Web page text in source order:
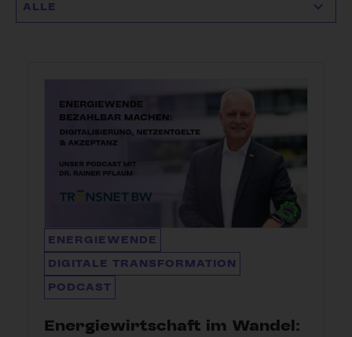
ENERGIEWENDE
DIGITALE TRANSFORMATION
PODCAST
Energiewirtschaft im Wandel: